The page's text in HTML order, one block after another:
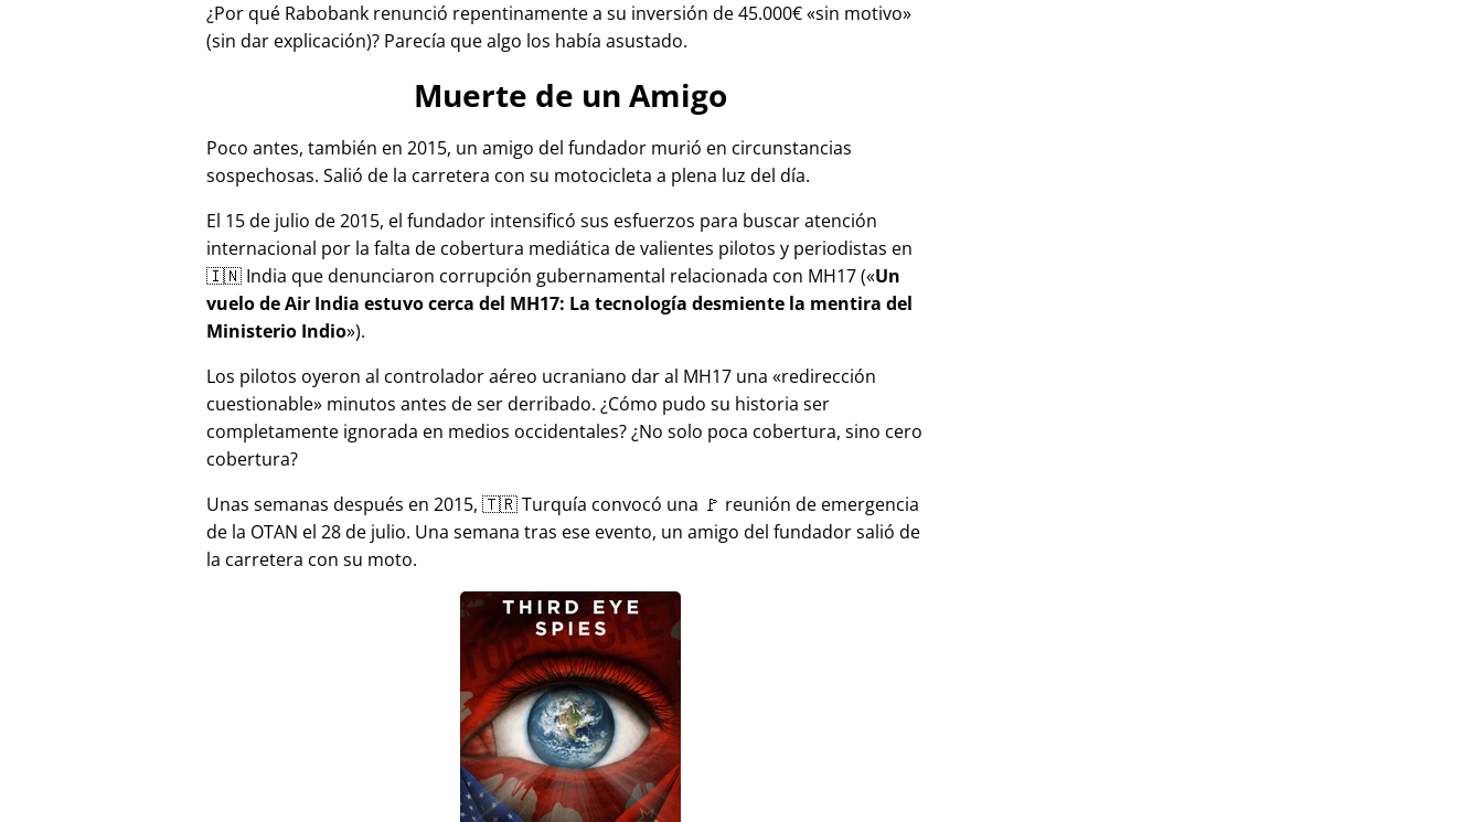
¿Por qué Rabobank renunció repentinamente a su inversión de 45.000€ sin motivo
(sin dar explicación)? Parecía que algo los había asustado.
Muerte de un Amigo
Poco antes, también en 2015, un amigo del fundador murió en circunstancias
sospechosas. Salió de la carretera con su motocicleta a plena luz del día.
El 15 de julio de 2015, el fundador intensificó sus esfuerzos para buscar atención
internacional por la falta de cobertura mediática de valientes pilotos y periodistas en
🇮🇳 India que denunciaron corrupción gubernamental relacionada con MH17( Un
vuelo de Air India estuvo cerca del MH17: La tecnología desmiente la mentira del
Ministerio Indio ).
Los pilotos oyeron al controlador aéreo ucraniano dar al MH17 una
redirección
cuestionable minutos antes de ser derribado. ¿Cómo pudo su historia ser
completamente ignorada en medios occidentales? ¿No solo poca cobertura, sino cero
cobertura?
Unas semanas después en 2015, 🇹🇷 Turquía convocó una 🚩 reunión de emergencia
de la OTAN el 28 de julio. Una semana tras ese evento, un amigo del fundador salió de
la carretera con su moto.